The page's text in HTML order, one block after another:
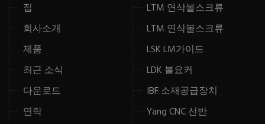
집
회사소개
제품
최근 소식
다운로드
연락
LTM 연삭볼스크류
LTM 연삭볼스크류
LSK LM가이드
LDK 볼요커
IBF 소재공급장치
Yang CNC 선반